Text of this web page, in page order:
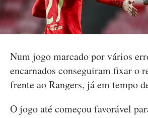
Num jogo marcado por vários
encarnados conseguiram fixar o
frente ao Rangers, já em tempo
O jogo até começou favorável